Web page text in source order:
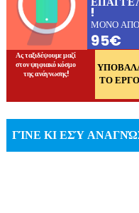
ΓΊΝΕ ΚΙ ΕΣΎ